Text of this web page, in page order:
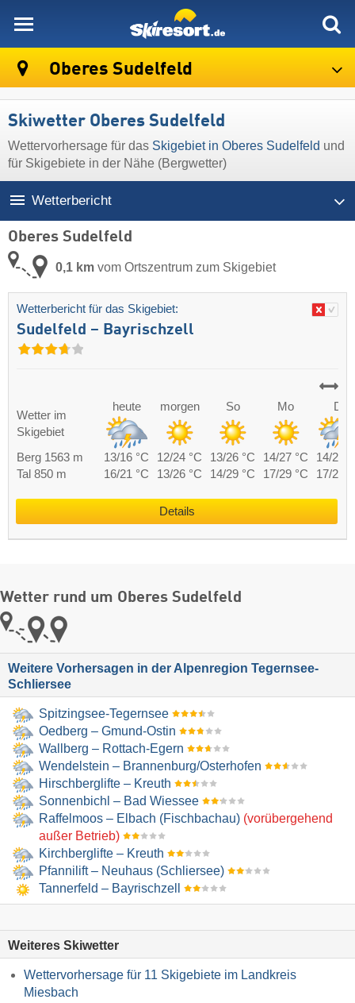
Oberes Sudelfeld
Skiwetter Oberes Sudelfeld
Wettervorhersage für das Skigebiet in Oberes Sudelfeld und
für Skigebiete in der Nähe (Bergwetter)
Wetterbericht
Oberes Sudelfeld
0,1 km vom Ortszentrum zum Skigebiet
Wetterbericht für das Skigebiet:
Sudelfeld – Bayrischzell
Wetter im
Skigebiet
heute morgen So Mo Di
Berg 1563 m 13/16 °C 12/24 °C 13/26 °C 14/27 °C
14/23
Tal 850 m
16/21 °C 13/26 °C 14/29 °C 17/29 °C 17/26
Details
Wetter rund um Oberes Sudelfeld
Weitere Vorhersagen in der Alpenregion Tegernsee-
Schliersee
Spitzingsee-Tegernsee
Oedberg – Gmund-Ostin
Wallberg – Rottach-Egern
Wendelstein – Brannenburg/​Osterhofen
Hirschberglifte – Kreuth
Sonnenbichl – Bad Wiessee
Raffelmoos – Elbach (Fischbachau) (vorübergehend
außer Betrieb)
Kirchberglifte – Kreuth
Pfannilift – Neuhaus (Schliersee)
Tannerfeld – Bayrischzell
Weiteres Skiwetter
Wettervorhersage für 11 Skigebiete im Landkreis
Miesbach